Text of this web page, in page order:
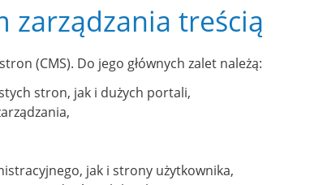
zarządzania treścią
(CMS). Do jego głównych zalet należą:
stron, jak i dużych portali,
jak i strony użytkownika,